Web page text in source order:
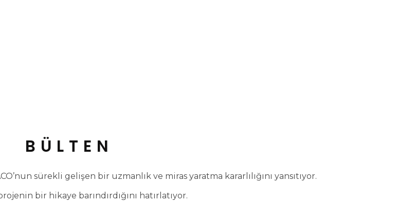
BÜLTEN
sürekli gelişen bir uzmanlık ve miras yaratma kararlılığını yansıtıyor.
bir hikaye barındırdığını hatırlatıyor.